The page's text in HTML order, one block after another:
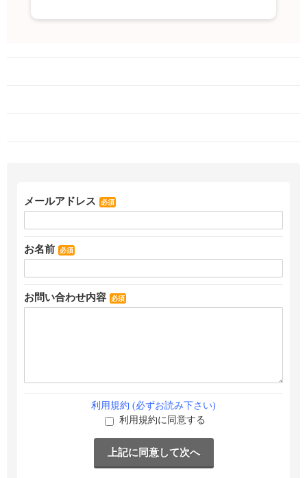
メールアドレス 必須
お名前 必須
お問い合わせ内容 必須
利用規約 (必ずお読み下さい)
利用規約に同意する